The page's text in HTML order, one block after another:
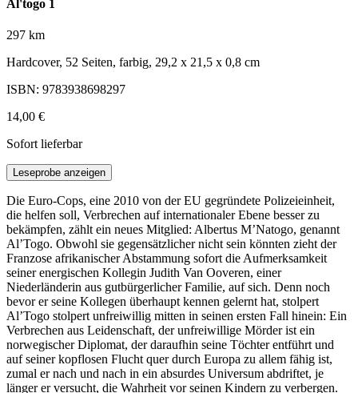
Al'togo 1
297 km
Hardcover, 52 Seiten, farbig, 29,2 x 21,5 x 0,8 cm
ISBN: 9783938698297
14,00 €
Sofort lieferbar
Leseprobe anzeigen
Die Euro-Cops, eine 2010 von der EU gegründete Polizeieinheit,
die helfen soll, Verbrechen auf internationaler Ebene besser zu
bekämpfen, zählt ein neues Mitglied: Albertus M’Natogo, genannt
Al’Togo. Obwohl sie gegensätzlicher nicht sein könnten zieht der
Franzose afrikanischer Abstammung sofort die Aufmerksamkeit
seiner energischen Kollegin Judith Van Ooveren, einer
Niederländerin aus gutbürgerlicher Familie, auf sich. Denn noch
bevor er seine Kollegen überhaupt kennen gelernt hat, stolpert
Al’Togo stolpert unfreiwillig mitten in seinen ersten Fall hinein: Ein
Verbrechen aus Leidenschaft, der unfreiwillige Mörder ist ein
norwegischer Diplomat, der daraufhin seine Töchter entführt und
auf seiner kopflosen Flucht quer durch Europa zu allem fähig ist,
zumal er nach und nach in ein absurdes Universum abdriftet, je
länger er versucht, die Wahrheit vor seinen Kindern zu verbergen.